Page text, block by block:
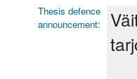
Thesis defence
announcement: